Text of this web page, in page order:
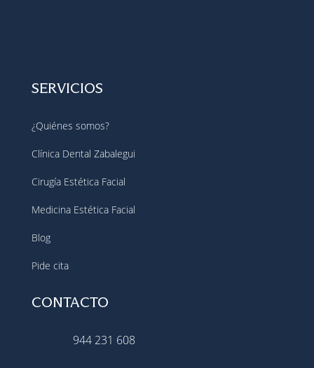
SERVICIOS
¿Quiénes somos?
Clínica Dental Zabalegui
Cirugía Estética Facial
Medicina Estética Facial
Blog
Pide cita
CONTACTO
944 231 608